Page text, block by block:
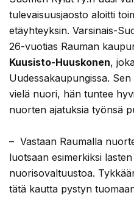
tulevaisuusjaosto aloitti
etäyhteyksin. Varsinais-
26-vuotias Rauman
Kuusisto-Huuskonen,
Uudessakaupungissa.
vielä nuori, hän tuntee
nuorten ajatuksia työnsä
– Vastaan Raumalla
luotsaan esimerkiksi
nuorisovaltuustoa.
tätä kautta pystyn